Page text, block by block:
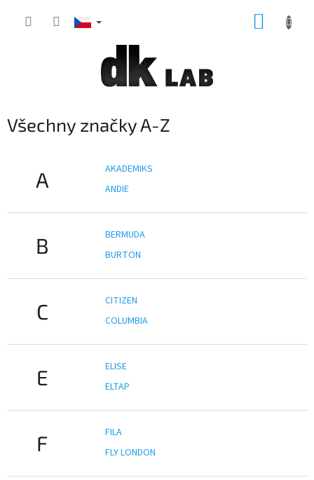
Všechny značky A-Z
A
AKADEMIKS
ANDIE
B
BERMUDA
BURTON
C
CITIZEN
COLUMBIA
E
ELISE
ELTAP
F
FILA
FLY LONDON